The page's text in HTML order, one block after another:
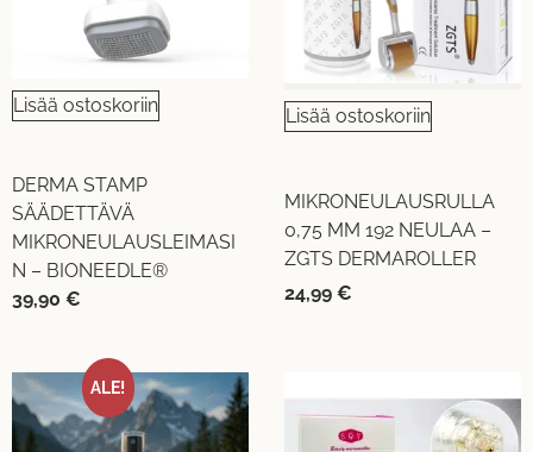
Lisää ostoskoriin
DERMA STAMP
SÄÄDETTÄVÄ
MIKRONEULAUSLEIMASI
N – BIONEEDLE®
39,90 €
Lisää ostoskoriin
MIKRONEULAUSRULLA
0,75 MM 192 NEULAA –
ZGTS DERMAROLLER
24,99 €
ALE!